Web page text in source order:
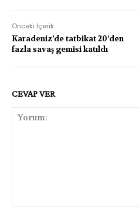
Önceki İçerik
Karadeniz’de tatbikat 20’den
fazla savaş gemisi katıldı
CEVAP VER